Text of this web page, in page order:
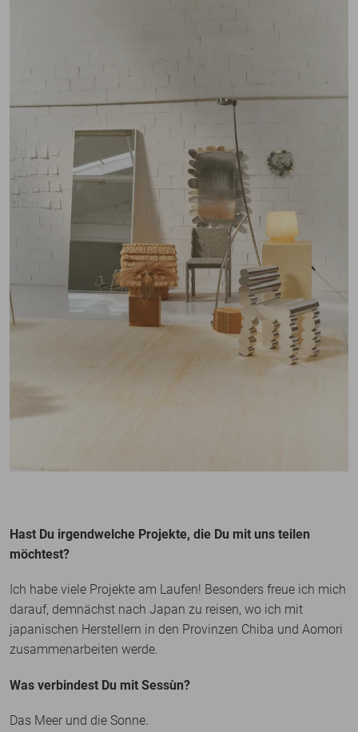
Hast Du irgendwelche Projekte, die Du mit uns teilen
möchtest?
Ich habe viele Projekte am Laufen! Besonders freue ich mich
darauf, demnächst nach Japan zu reisen, wo ich mit
japanischen Herstellern in den Provinzen Chiba und Aomori
zusammenarbeiten werde.
Was verbindest Du mit Sessùn?
Das Meer und die Sonne.